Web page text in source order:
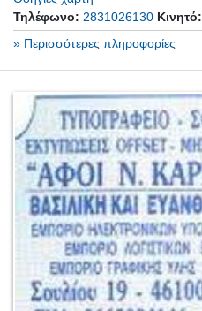
Τηλέφωνο: 2831026130 Κινητό:
» Περισσότερες πληροφορίες